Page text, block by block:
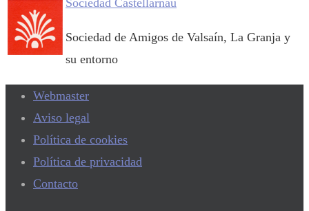
Sociedad de Amigos de Valsaín, La Granja y
su entorno
Webmaster
Aviso legal
Política de cookies
Política de privacidad
Contacto